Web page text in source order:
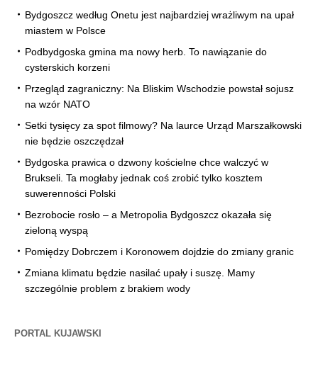
Bydgoszcz według Onetu jest najbardziej wrażliwym na upał
miastem w Polsce
Podbydgoska gmina ma nowy herb. To nawiązanie do
cysterskich korzeni
Przegląd zagraniczny: Na Bliskim Wschodzie powstał sojusz
na wzór NATO
Setki tysięcy za spot filmowy? Na laurce Urząd Marszałkowski
nie będzie oszczędzał
Bydgoska prawica o dzwony kościelne chce walczyć w
Brukseli. Ta mogłaby jednak coś zrobić tylko kosztem
suwerenności Polski
Bezrobocie rosło – a Metropolia Bydgoszcz okazała się
zieloną wyspą
Pomiędzy Dobrczem i Koronowem dojdzie do zmiany granic
Zmiana klimatu będzie nasilać upały i suszę. Mamy
szczególnie problem z brakiem wody
PORTAL KUJAWSKI